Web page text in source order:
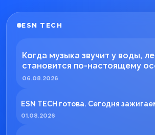
ESN TECH
Когда музыка звучит у воды,
становится по-настоящему
06.08.2026
ESN TECH готова. Сегодня
01.08.2026